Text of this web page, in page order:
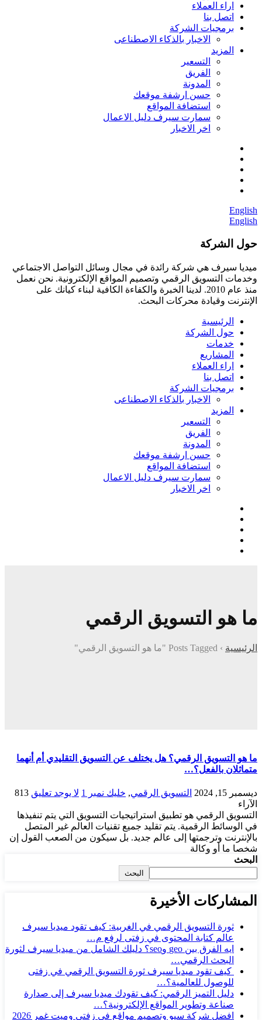
اراء العملاء
اتصل بنا
برمجيات الشركة
الاخبار بالذكاء الاصطناعى
المزيد
التسعير
الفريق
المدونة
حسن ارشفة موقعك
استضافة المواقع
سمارت سيرف دليل الاعمال
اخر الاخبار
English
English
حول الشركة
ميديا ​​سيرف هي شركة رائدة في مجال وسائل التواصل الاجتماعي
وخدمات التسويق الرقمي وتصميم المواقع الإلكترونية. نحن نعمل
منذ عام 2010. لدينا الخبرة والكفاءة الكافية لبناء كيانك على
الإنترنت وقيادة محركات البحث.
الرئيسية
حول الشركة
خدمات
المشاريع
اراء العملاء
اتصل بنا
برمجيات الشركة
الاخبار بالذكاء الاصطناعى
المزيد
التسعير
الفريق
المدونة
حسن ارشفة موقعك
استضافة المواقع
سمارت سيرف دليل الاعمال
اخر الاخبار
ما هو التسويق الرقمي
الرئيسية › Posts Tagged "ما هو التسويق الرقمي"
ما هو التسويق الرقمي؟ هل يختلف عن التسويق التقليدي أم أنهما
متماثلان بالفعل؟…
ديسمبر 15, 2024 التسويق الرقمي, خليك نمبر 1 لا يوجد تعليق 813
الآراء
التسويق الرقمي هو تطبيق استراتيجيات التسويق التي يتم تنفيذها
في الوسائط الرقمية. يتم تقليد جميع تقنيات العالم غير المتصل
بالإنترنت وترجمتها إلى عالم جديد. بل سيكون من الصعب القول إن
شخصا ما أو وكالة
البحث
البحث
المشاركات الأخيرة
ثورة التسويق الرقمي في الغربية: كيف تقود ميديا سيرف
عالم كتابة المحتوى في زفتى لرفع م…
ايه الفرق بين geo وseo؟ دليلك الشامل من ميديا سيرف لثورة
البحث الرقمي…
كيف تقود ميديا سيرف ثورة التسويق الرقمي في زفتى
للوصول للعالمية؟…
دليل التميز الرقمي: كيف تقودك ميديا سيرف إلى صدارة
صناعة وتطوير المواقع الإلكترونية؟…
افضل شركة سيو وتصميم مواقع فى زفتى وميت غمر 2026